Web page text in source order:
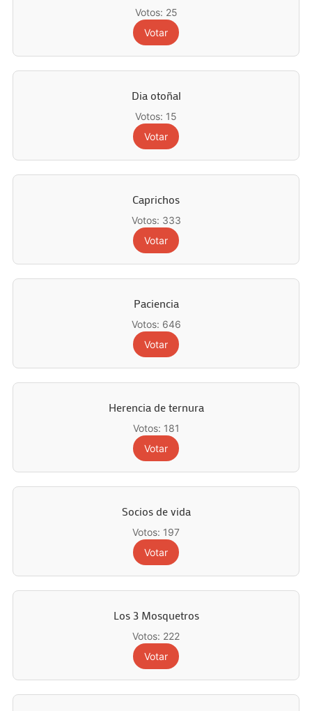
Votos: 25
Votar
Dia otoñal
Votos: 15
Votar
Caprichos
Votos: 333
Votar
Paciencia
Votos: 646
Votar
Herencia de ternura
Votos: 181
Votar
Socios de vida
Votos: 197
Votar
Los 3 Mosquetros
Votos: 222
Votar